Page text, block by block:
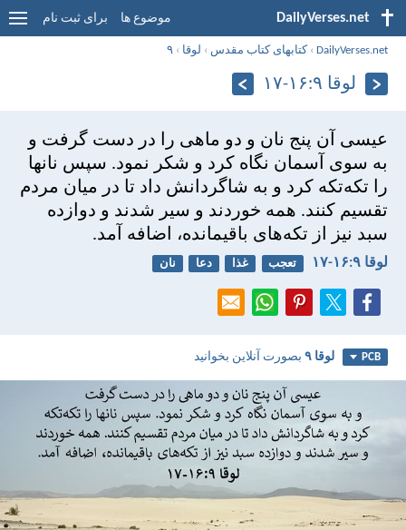
DailyVerses.net موضوع ها برای ثبت نام
DailyVerses.net
›کتابهای کتاب مقدس › لوقا ›۹
لوقا ۹:‏۱۶-‏۱۷
عيسی آن پنج نان و دو ماهی را در دست گرفت و
به سوی آسمان نگاه كرد و شكر نمود. سپس نانها
را تكه‌تكه كرد و به شاگردانش داد تا در ميان مردم
تقسيم كنند. همه خوردند و سير شدند و دوازده
سبد نيز از تكه‌های باقيمانده، اضافه آمد.
لوقا ۹:‏۱۶-‏۱۷ تعجب غذا دعا نان
PCB لوقا ۹ بصورت آنلاین بخوانید